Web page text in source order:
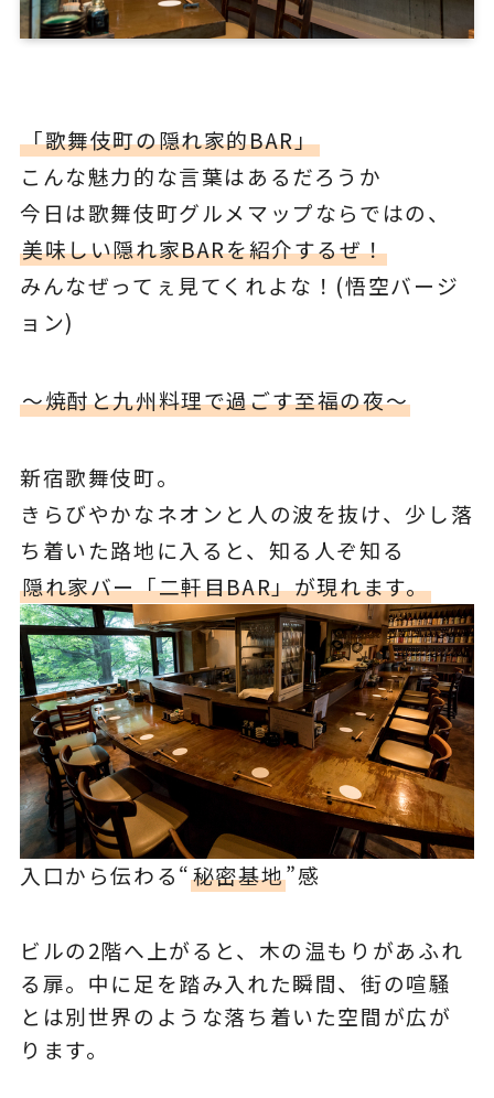
「歌舞伎町の隠れ家的BAR」
こんな魅力的な言葉はあるだろうか
今日は歌舞伎町グルメマップならではの、
美味しい隠れ家BARを紹介するぜ！
みんなぜってぇ見てくれよな！(悟空バージ
ョン)
〜焼酎と九州料理で過ごす至福の夜〜
新宿歌舞伎町。
きらびやかなネオンと人の波を抜け、少し落
ち着いた路地に入ると、知る人ぞ知る
隠れ家バー「二軒目BAR」が現れます。
入口から伝わる“秘密基地”感
ビルの2階へ上がると、木の温もりがあふれ
る扉。中に足を踏み入れた瞬間、街の喧騒
とは別世界のような落ち着いた空間が広が
ります。